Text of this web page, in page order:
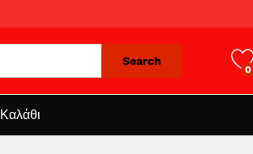
Search
0
Καλάθι